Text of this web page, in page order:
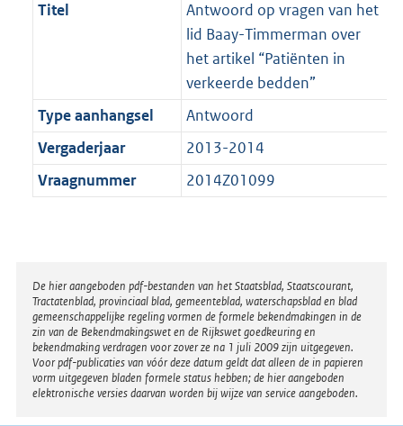
Titel
Antwoord op vragen van het
lid Baay-Timmerman over
het artikel “Patiënten in
verkeerde bedden”
Type aanhangsel
Antwoord
Vergaderjaar
2013-2014
Vraagnummer
2014Z01099
Disclaimer
De hier aangeboden pdf-bestanden van het Staatsblad, Staatscourant,
Tractatenblad, provinciaal blad, gemeenteblad, waterschapsblad en blad
gemeenschappelijke regeling vormen de formele bekendmakingen in de
zin van de Bekendmakingswet en de Rijkswet goedkeuring en
bekendmaking verdragen voor zover ze na 1 juli 2009 zijn uitgegeven.
Voor pdf-publicaties van vóór deze datum geldt dat alleen de in papieren
vorm uitgegeven bladen formele status hebben; de hier aangeboden
elektronische versies daarvan worden bij wijze van service aangeboden.